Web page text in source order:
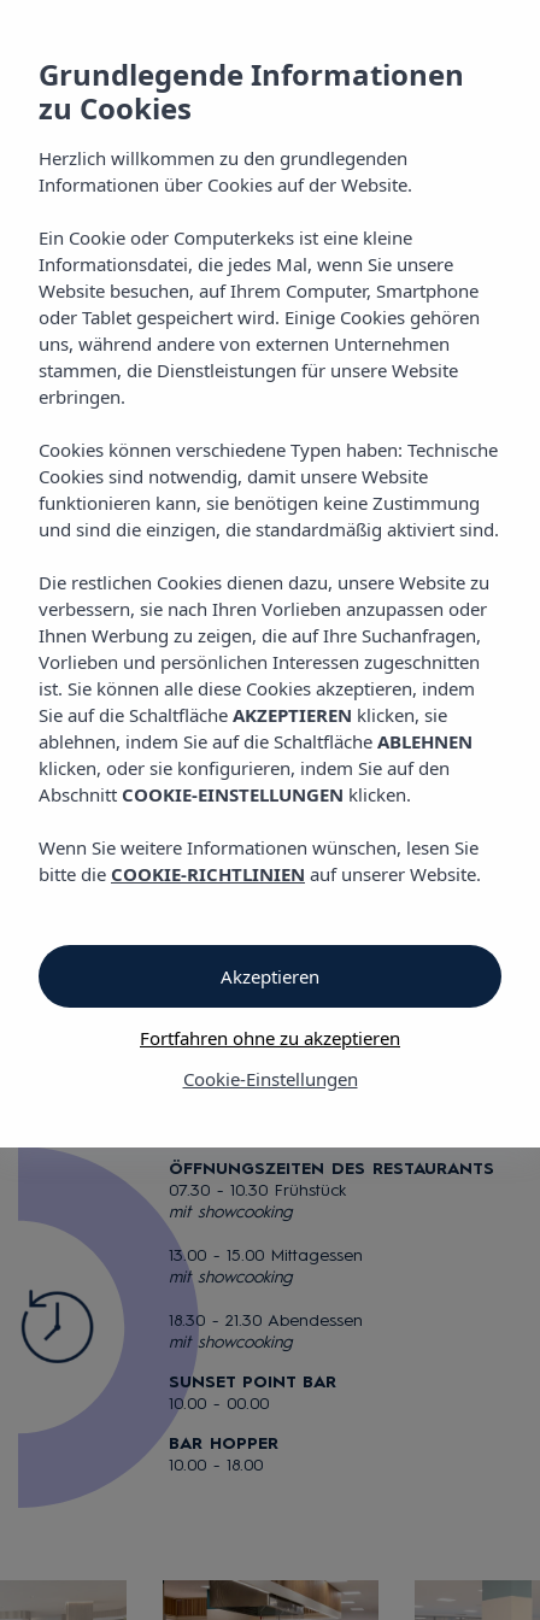
Kochkunst
Vibra Beverly Playa Hotel
Mallorca
Paguera (Calvia)
Kochkunst
Kochkunst
Vibra Beverly Playa Hotel
Verpflegungsmöglichkeiten, die sich ganz den Bedürfnissen der
Gäste anpassen: ein sorgfältig ausgewähltes, vielfältiges, rund
Geschmack, wie das Restaurant mit Büfett oder die«Sunset
Bar
neben einem der Swimmingpools.
oder Alles inklusive.
ÖFFNUNGSZEITEN DES RESTAURANTS
07.30 - 10.30 Frühstück
mit showcooking
13.00 - 15.00 Mittagessen
mit showcooking
18.30 - 21.30 Abendessen
mit showcooking
SUNSET POINT BAR
10.00 - 00.00
BAR HOPPER
10.00 - 18.00
Grundlegende Informationen
zu Cookies
Herzlich willkommen zu den grundlegenden
Informationen über Cookies auf der Website.
Ein Cookie oder Computerkeks ist eine kleine
Informationsdatei, die jedes Mal, wenn Sie unsere
Website besuchen, auf Ihrem Computer, Smartphone
oder Tablet gespeichert wird. Einige Cookies gehören
uns, während andere von externen Unternehmen
stammen, die Dienstleistungen für unsere Website
erbringen.
Cookies können verschiedene Typen haben: Technische
Cookies sind notwendig, damit unsere Website
funktionieren kann, sie benötigen keine Zustimmung
und sind die einzigen, die standardmäßig aktiviert sind.
Die restlichen Cookies dienen dazu, unsere Website zu
verbessern, sie nach Ihren Vorlieben anzupassen oder
Ihnen Werbung zu zeigen, die auf Ihre Suchanfragen,
Vorlieben und persönlichen Interessen zugeschnitten
ist. Sie können alle diese Cookies akzeptieren, indem
Sie auf die Schaltfläche AKZEPTIEREN klicken, sie
ablehnen, indem Sie auf die Schaltfläche ABLEHNEN
klicken, oder sie konfigurieren, indem Sie auf den
Abschnitt COOKIE-EINSTELLUNGEN klicken.
Wenn Sie weitere Informationen wünschen, lesen Sie
bitte die COOKIE-RICHTLINIEN auf unserer Website.
Cookie-Einstellungen
Fortfahren ohne zu akzeptieren
Akzeptieren